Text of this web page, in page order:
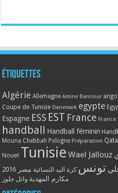
Étiquettes
Algérie Allemagne Amine Bannour
Coupe de Tunisie Danemark egypte
Espagne ESS EST France France
handball Handball féminin
Mouna Chebbah Pologne Préparation
Nouet Tunisie Wael Jallouz
تونس كرة اليد النسائية مصر 2016
مكارم المهدية وائل جلوز